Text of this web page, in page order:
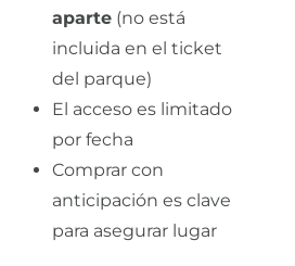
aparte (no está
incluida en el ticket
del parque)
El acceso es limitado
por fecha
Comprar con
anticipación es clave
para asegurar lugar